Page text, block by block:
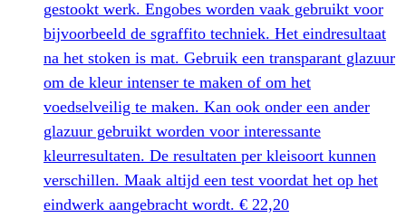
kan
gekozen
worden
op
de
productpagina
gestookt werk. Engobes worden vaak gebruikt voor
bijvoorbeeld de sgraffito techniek. Het eindresultaat
na het stoken is mat. Gebruik een transparant glazuur
om de kleur intenser te maken of om het
voedselveilig te maken. Kan ook onder een ander
glazuur gebruikt worden voor interessante
kleurresultaten. De resultaten per kleisoort kunnen
verschillen. Maak altijd een test voordat het op het
eindwerk aangebracht wordt. € 22,20